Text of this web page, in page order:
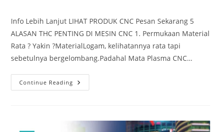
Info Lebih Lanjut LIHAT PRODUK CNC Pesan Sekarang 5
ALASAN THC PENTING DI MESIN CNC 1. Permukaan Material
Rata ? Yakin ?MaterialLogam, kelihatannya rata tapi
sebetulnya bergelombang.Padahal Mata Plasma CNC…
Continue Reading
Alasan
Mesin